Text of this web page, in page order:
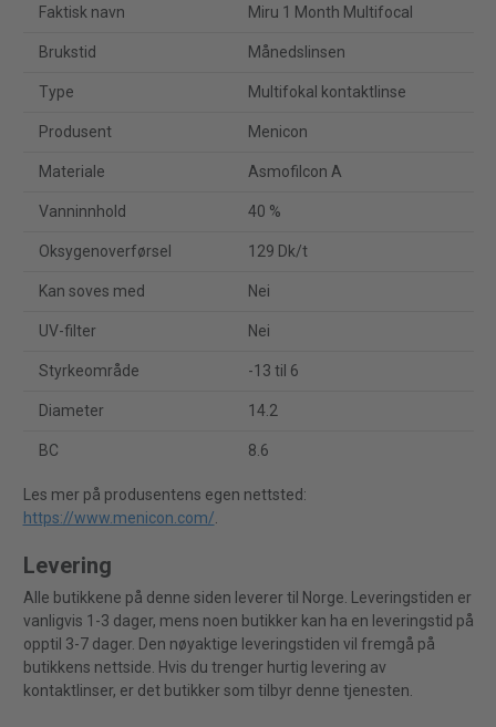
Faktisk navn Miru 1 Month Multifocal
Brukstid Månedslinsen
Type Multifokal kontaktlinse
Produsent Menicon
Materiale Asmofilcon A
Vanninnhold 40 %
Oksygenoverførsel 129 Dk/t
Kan soves med Nei
UV-filter Nei
Styrkeområde -13 til 6
Diameter 14.2
BC 8.6
Les mer på produsentens egen nettsted:
https://www.menicon.com/.
Levering
Alle butikkene på denne siden leverer til Norge. Leveringstiden er
vanligvis 1-3 dager, mens noen butikker kan ha en leveringstid på
opptil 3-7 dager. Den nøyaktige leveringstiden vil fremgå på
butikkens nettside. Hvis du trenger hurtig levering av
kontaktlinser, er det butikker som tilbyr denne tjenesten.